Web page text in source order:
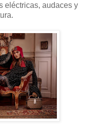
eléctricas, audaces y